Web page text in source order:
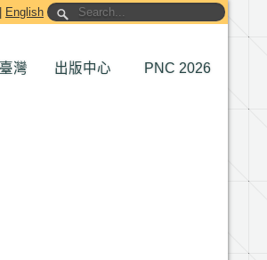
English
灣 出版中心 PNC 2026